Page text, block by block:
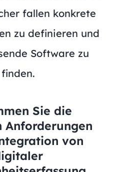
fallen konkrete
zu definieren und
Software zu
finden.
Sie die
Anforderungen
von